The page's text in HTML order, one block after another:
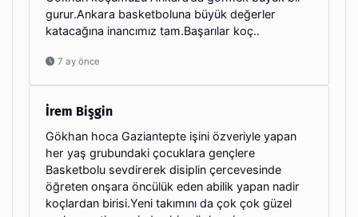
gurur.Ankara basketboluna büyük değerler
katacağına inancımız tam.Başarılar koç..
7 ay önce
İrem Bişgin
Gökhan hoca Gaziantepte işini özveriyle yapan
her yaş grubundaki çocuklara gençlere
Basketbolu sevdirerek disiplin çercevesinde
öğreten onşara öncülük eden abilik yapan nadir
koçlardan birisi.Yeni takımını da çok çok güzel